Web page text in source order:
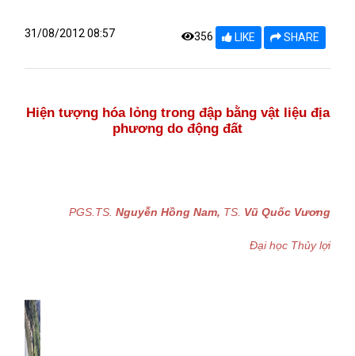
31/08/2012 08:57 356 LIKE SHARE
Hiện tượng hóa lỏng trong đập bằng vật liệu địa
phương do động đất
PGS.TS. Nguyễn Hồng Nam, TS. Vũ Quốc Vương
Đại học Thủy lợi